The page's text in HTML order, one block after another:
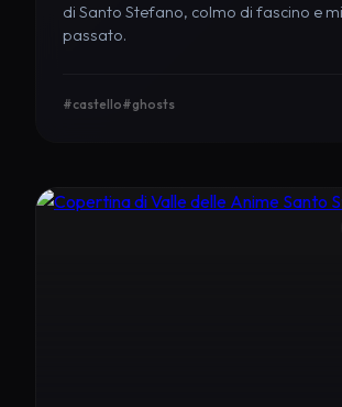
di Santo Stefano, colmo di fascino e
passato.
#castello#ghosts